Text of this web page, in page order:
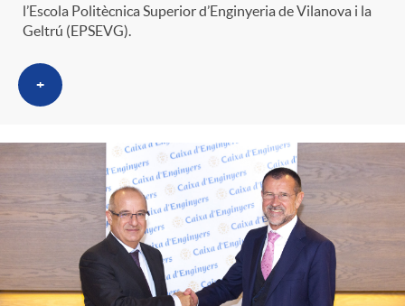
s
l’Escola Politècnica Superior d’Enginyeria de Vilanova i la
Geltrú (EPSEVG).
+